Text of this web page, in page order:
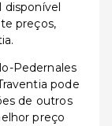
disponível
preços,
Pedernales
pode
de outros
preço